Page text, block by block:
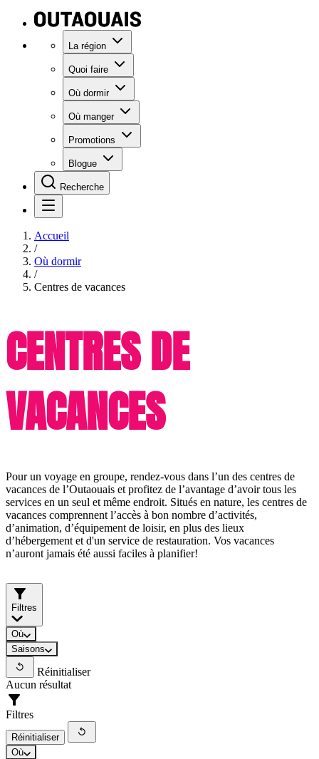
La région
Quoi faire
Où dormir
Où manger
Promotions
Blogue
Recherche
Accueil
/
Où dormir
/
Centres de vacances
CENTRES DE
VACANCES
Pour un voyage en groupe, rendez-vous dans l’un des centres de
vacances de l’Outaouais et profitez de l’avantage d’avoir tous les
services en un seul et même endroit. Situés en nature, les centres de
vacances comprennent l’accès à bon nombre d’activités,
d’animation, d’équipement de loisir, en plus des lieux
d’hébergement et d'un service de restauration. Vos vacances
n’auront jamais été aussi faciles à planifier!
Filtres
Où
Saisons
Réinitialiser
Aucun résultat
Filtres
Réinitialiser
Où